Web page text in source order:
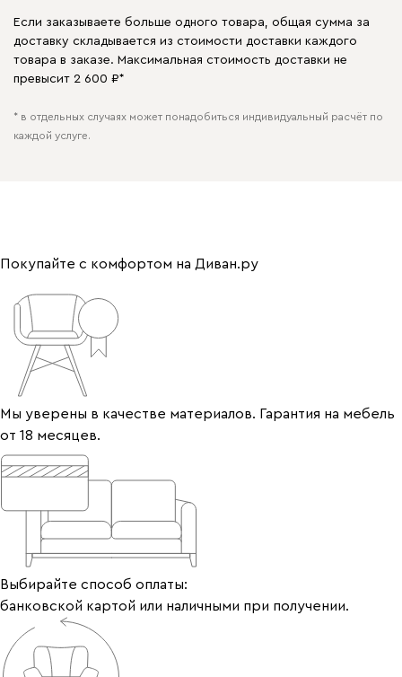
Если заказываете больше одного товара, общая сумма за
доставку складывается из стоимости доставки каждого
товара в заказе. Максимальная стоимость доставки не
превысит 2 600 ₽*
* в отдельных случаях может понадобиться индивидуальный расчёт по
каждой услуге.
Покупайте с комфортом на Диван.ру
Мы уверены в качестве материалов. Гарантия на мебель
от 18 месяцев.
Выбирайте способ оплаты:
банковской картой или наличными при получении.